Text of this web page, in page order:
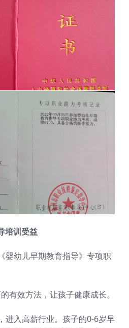
培训受益
婴幼儿早期教育指导》专项职
有效方法，让孩子健康成长。
进入高薪行业。孩子的0-6岁早